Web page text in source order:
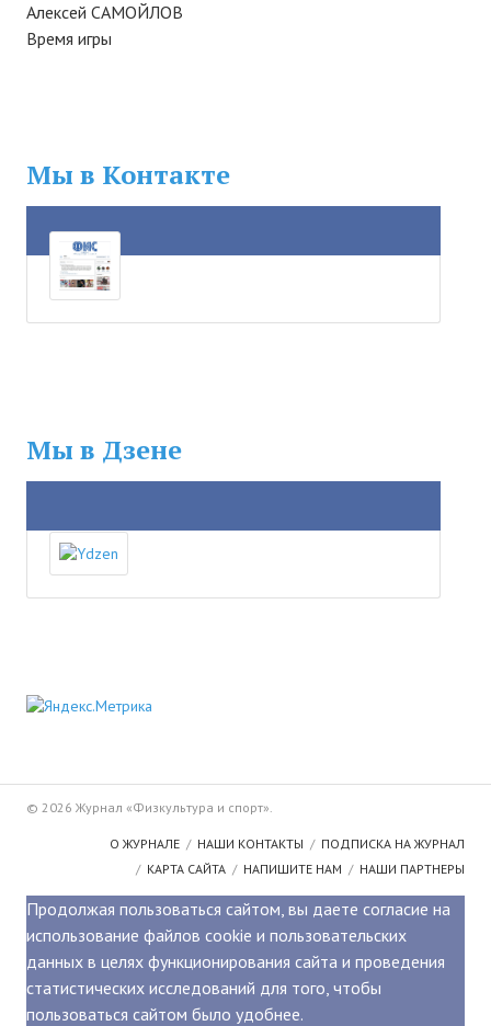
№ 3
№ 8
КНИГИ
ПОДПИСКА
Подписка онлайн на печатную версию
КОНТАКТЫ
Алексей САМОЙЛОВ
Время игры
Мы в Контакте
Мы в Дзене
© 2026 Журнал «Физкультура и спорт».
О ЖУРНАЛЕ НАШИ КОНТАКТЫ
ПОДПИСКА НА ЖУРНАЛ
КАРТА САЙТА
НАПИШИТЕ НАМ НАШИ ПАРТНЕРЫ
Продолжая пользоваться сайтом, вы даете согласие на
использование файлов cookie и пользовательских
данных в целях функционирования сайта и проведения
статистических исследований для того, чтобы
пользоваться сайтом было удобнее.